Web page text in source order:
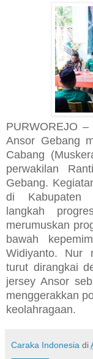
PURWOREJO
Ansor Gebang
Cabang
perwakilan
Gebang.
di Kabupaten
langkah
merumuskan
bawah
Widiyanto. Nur
turut dirangkai
jersey Ansor
menggerakkan
keolahragaan.
Caraka Indonesia di